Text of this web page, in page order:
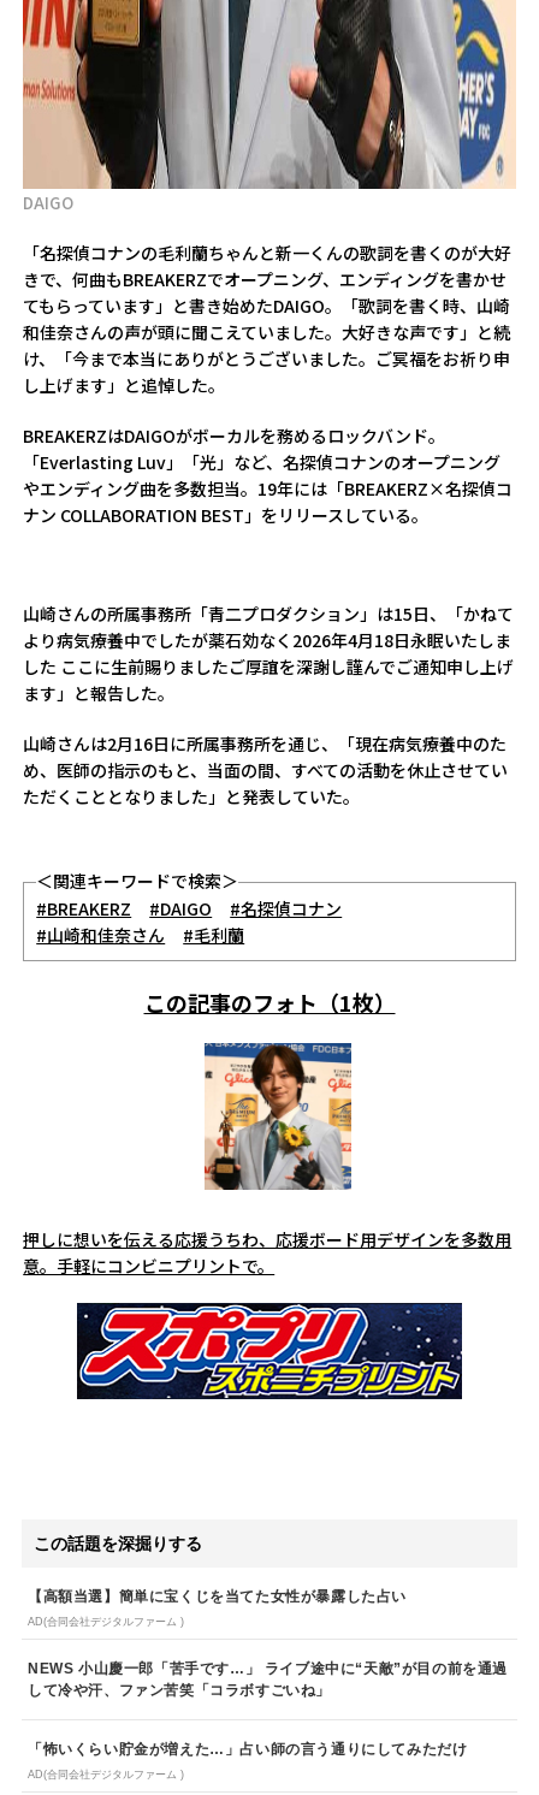
DAIGO
「名探偵コナンの毛利蘭ちゃんと新一くんの歌詞を書くのが大好
きで、何曲もBREAKERZでオープニング、エンディングを書かせ
てもらっています」と書き始めたDAIGO。「歌詞を書く時、山崎
和佳奈さんの声が頭に聞こえていました。大好きな声です」と続
け、「今まで本当にありがとうございました。ご冥福をお祈り申
し上げます」と追悼した。
BREAKERZはDAIGOがボーカルを務めるロックバンド。
「Everlasting Luv」「光」など、名探偵コナンのオープニング
やエンディング曲を多数担当。19年には「BREAKERZ×名探偵コ
ナン COLLABORATION BEST」をリリースしている。
山崎さんの所属事務所「青二プロダクション」は15日、「かねて
より病気療養中でしたが薬石効なく2026年4月18日永眠いたしま
した ここに生前賜りましたご厚誼を深謝し謹んでご通知申し上げ
ます」と報告した。
山崎さんは2月16日に所属事務所を通じ、「現在病気療養中のた
め、医師の指示のもと、当面の間、すべての活動を休止させてい
ただくこととなりました」と発表していた。
＜関連キーワードで検索＞
#BREAKERZ
#DAIGO
#名探偵コナン
#山崎和佳奈さん
#毛利蘭
この記事のフォト（1枚）
押しに想いを伝える応援うちわ、応援ボード用デザインを多数用
意。手軽にコンビニプリントで。
この話題を深掘りする
【高額当選】簡単に宝くじを当てた女性が暴露した占い
AD(合同会社デジタルファーム )
NEWS 小山慶一郎「苦手です…」 ライブ途中に“天敵”が目の前を通過
して冷や汗、ファン苦笑「コラボすごいね」
「怖いくらい貯金が増えた…」占い師の言う通りにしてみただけ
AD(合同会社デジタルファーム )